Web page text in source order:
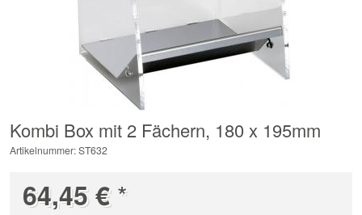
Kombi Box mit 2 Fächern, 180 x 195mm
Artikelnummer: ST632
64,45 € *